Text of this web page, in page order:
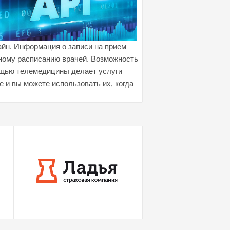
Информация о записи на прием
расписанию врачей. Возможность
телемедицины делает услуги
вы можете использовать их, когда